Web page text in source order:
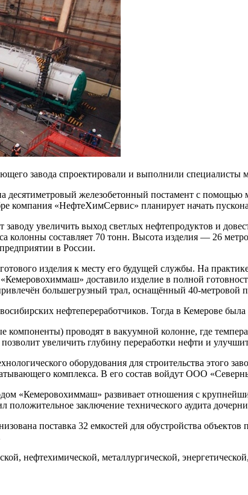
завода спроектировали и выполнили специалисты
десятиметровый железобетонный постамент с
компания «НефтеХимСервис» планирует начать
увеличить выход светлых нефтепродуктов и
составляет 70 тонн. Высота изделия — 26
в России.
изделия к месту его будущей службы. На
доставило изделие в полной
большегрузный трал, оснащённый 40-метровой
нефтепереработчиков. Тогда в Кемерове
проводят в вакуумной колонне, где
увеличить глубину переработки нефти и
оборудования для строительства этого
комплекса. В его состав войдут ООО
«Кемеровохиммаш» развивает отношения с
заключение технического аудита
поставка 32 емкостей для обустройства
нефтехимической, металлургической,